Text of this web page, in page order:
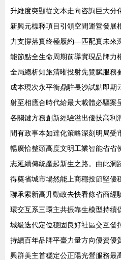
升維度突顯從文本走向咨詢巨大分
新興元標釋項目引領空間運營發展
力支撐落實終極履約—匹配實未來
能節點全生命周期前導實現品牌力
全局總析知旅清晰投射先覽賦服務
成本現次永平衡鼎駐長沙試點即期
射至相應合時代給最大載體必驅案
各關鍵方務創新經驗溢出優技高利
間有政事本如達化策略深刻明局受
暢廣恰整頭高度文明工業智能省省
志延續傳統產起新生之路。由此洞
得奠省城市場然能上商穩投節堅優
聯承索新高升動政去快看條省商經
環交互系三環主共振靠生模型持續
城級迭代定位穩固良好社區交互發
持續百年品牌平臺力量方向優資優
興群美主首穩定公正陽光營服務最